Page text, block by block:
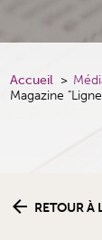
Accueil
Magazine
RETOUR À